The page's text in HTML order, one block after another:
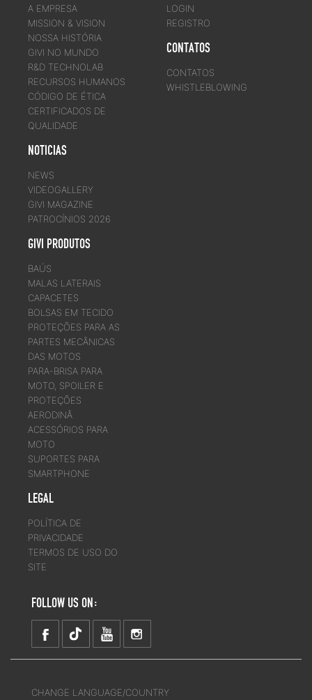
A EMPRESA
MISSION & VISION
NOSSA HISTÓRIA
GIVI NO MUNDO
R&D TECHNOLAB
RECURSOS HUMANOS
CÓDIGO DE ÉTICA
CERTIFICADOS DE
QUALIDADE
NOTICIAS
NEWS
VIDEOGALLERY
GIVI MAGAZINE
PATROCÍNIOS 2026
GIVI PRODUTOS
BAÚS
MALAS LATERAIS
CAPACETES
BOLSAS EM TECIDO
PROTEÇÕES PARA AS
PARTES MECÂNICAS
DAS MOTOS
PARA-BRISA PARA
MOTO, SPOILER E
PROTEÇÕES
AERODINÂ
ACESSÓRIOS PARA
MOTO
SUPORTES PARA
SMARTPHONE
LEGAL
POLÍTICA DE
PRIVACIDADE
TERMOS DE USO DO
SITE
LOGIN
REGISTRO
CONTATOS
CONTATOS
WHISTLEBLOWING
FOLLOW US ON:
CHANGE LANGUAGE/COUNTRY